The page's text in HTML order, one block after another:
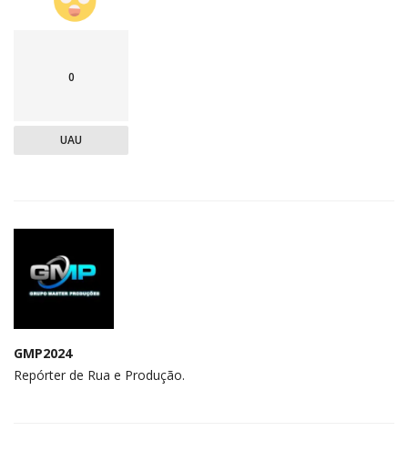
0
UAU
GMP2024
Repórter de Rua e Produção.